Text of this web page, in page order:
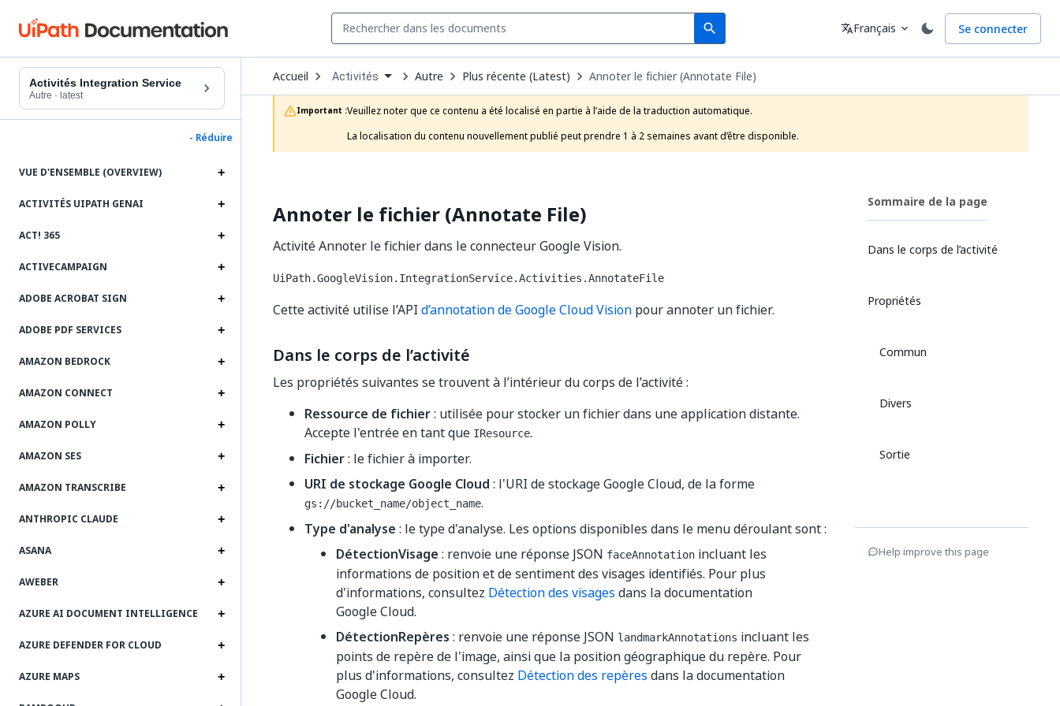
search
Search Langue
translateFrançais expand_more Se connecter
Activités Integration Service
Autre · latest
- Réduire
VUE D'ENSEMBLE (OVERVIEW)
ACTIVITÉS UIPATH GENAI
ACT! 365
ACTIVECAMPAIGN
ADOBE ACROBAT SIGN
ADOBE PDF SERVICES
AMAZON BEDROCK
AMAZON CONNECT
AMAZON POLLY
AMAZON SES
AMAZON TRANSCRIBE
ANTHROPIC CLAUDE
ASANA
AWEBER
AZURE AI DOCUMENT INTELLIGENCE
AZURE DEFENDER FOR CLOUD
AZURE MAPS
Accueil Open
Dropdown
to
choose
product
Activités Autre Plus récente (Latest) Annoter le fichier (Annotate File)
Important :Veuillez noter que ce contenu a été localisé en partie à l’aide de la traduction automatique.
La localisation du contenu nouvellement publié peut prendre 1 à 2 semaines avant d’être disponible.
Annoter le fichier (Annotate File)
Activité Annoter le fichier dans le connecteur Google Vision.
UiPath.GoogleVision.IntegrationService.Activities.AnnotateFile
Cette activité utilise l’API d’annotation de Google Cloud Vision pour annoter un fichier.
Dans le corps de l’activité
Les propriétés suivantes se trouvent à l’intérieur du corps de l’activité :
Ressource de fichier: utilisée pour stocker un fichier dans une application distante.
Accepte l'entrée en tant que IResource.
Fichier: le fichier à importer.
URI de stockage Google Cloud : l'URI de stockage Google Cloud, de la forme
gs://bucket_name/object_name.
Type d'analyse : le type d'analyse. Les options disponibles dans le menu déroulant sont :
DétectionVisage : renvoie une réponse JSON faceAnnotation incluant les
informations de position et de sentiment des visages identifiés. Pour plus
d'informations, consultez Détection des visages dans la documentation
Google Cloud.
DétectionRepères : renvoie une réponse JSON landmarkAnnotations incluant les
points de repère de l'image, ainsi que la position géographique du repère. Pour
plus d'informations, consultez Détection des repères dans la documentation
Google Cloud.
Sommaire de la page
Dans le corps de l’activité
Propriétés
Commun
Divers
Sortie
Help improve this page